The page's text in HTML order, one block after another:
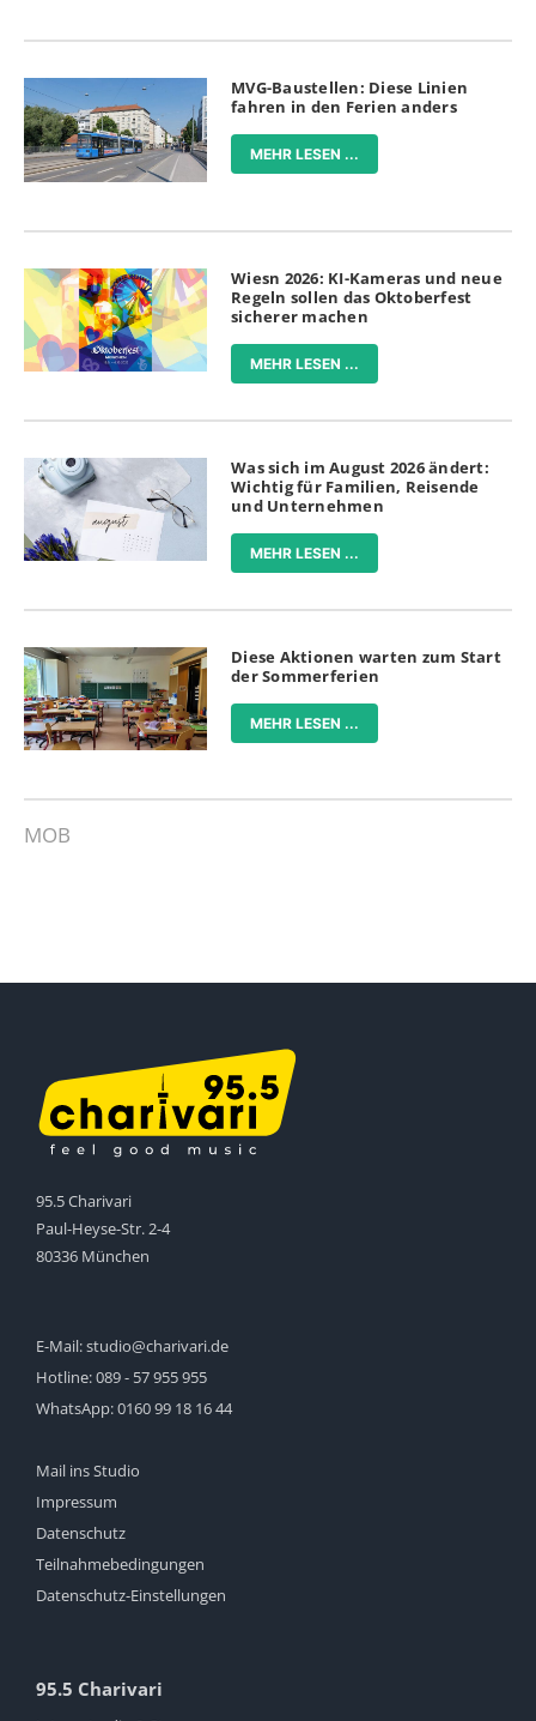
MVG-Baustellen: Diese Linien
fahren in den Ferien anders
MEHR LESEN ...
Wiesn 2026: KI-Kameras und neue
Regeln sollen das Oktoberfest
sicherer machen
MEHR LESEN ...
Was sich im August 2026 ändert:
Wichtig für Familien, Reisende
und Unternehmen
MEHR LESEN ...
Diese Aktionen warten zum Start
der Sommerferien
MEHR LESEN ...
MOB
95.5 Charivari
Paul-Heyse-Str. 2-4
80336 München
E-Mail:studio@charivari.de
Hotline:089 - 57 955 955
WhatsApp:0160 99 18 16 44
Mail ins Studio
Impressum
Datenschutz
Teilnahmebedingungen
Datenschutz-Einstellungen
95.5 Charivari